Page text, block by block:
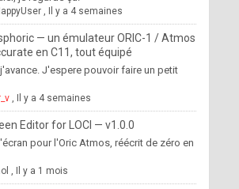
, Il y a 4 semaines
— un émulateur ORIC-1 / Atmos
en C11, tout équipé
J'espere pouvoir faire un petit
, Il y a 4 semaines
Editor for LOCI — v1.0.0
pour l'Oric Atmos, réécrit de zéro en
, Il y a 1 mois